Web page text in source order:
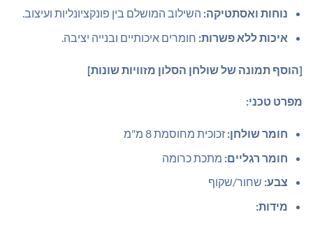
נוחות ואסתטיקה: השילוב המושלם בין פונקציונליות ועיצוב.
איכות ללא פשרות: חומרים איכותיים ובנייה יציבה.
[הוסף תמונה של שולחן הסלון מזוויות שונות]
מפרט טכני:
חומר שולחן: זכוכית מחוסמת 8 מ"מ
חומר רגליים: מתכת כרומה
צבע: שחור/שקוף
מידות: